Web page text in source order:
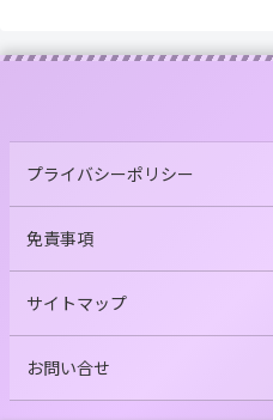
プライバシーポリシー
免責事項
サイトマップ
お問い合せ